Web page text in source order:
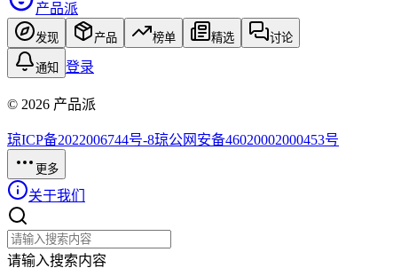
产品派
发现 产品 榜单 精选 讨论
通知 登录
© 2026 产品派
琼ICP备2022006744号-8琼公网安备46020002000453号
更多
关于我们
请输入搜索内容